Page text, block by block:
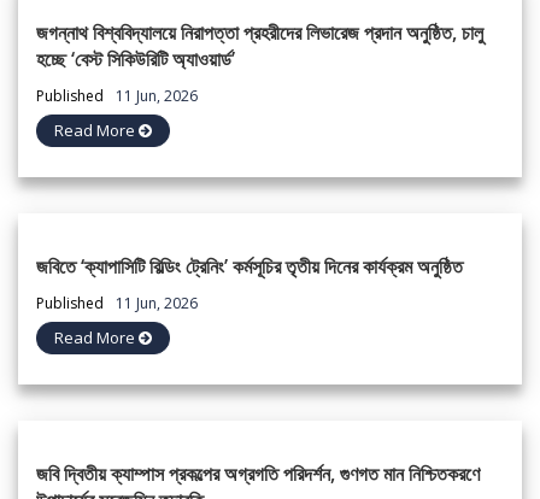
জগন্নাথ বিশ্ববিদ্যালয়ে নিরাপত্তা প্রহরীদের লিভারেজ প্রদান অনুষ্ঠিত, চালু
হচ্ছে ‘বেস্ট সিকিউরিটি অ্যাওয়ার্ড’
Published 11 Jun, 2026
Read More
জবিতে ‘ক্যাপাসিটি বিল্ডিং ট্রেনিং’ কর্মসূচির তৃতীয় দিনের কার্যক্রম অনুষ্ঠিত
Published 11 Jun, 2026
Read More
জবি দ্বিতীয় ক্যাম্পাস প্রকল্পের অগ্রগতি পরিদর্শন, গুণগত মান নিশ্চিতকরণে